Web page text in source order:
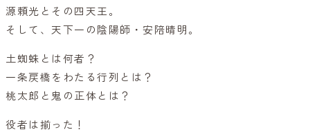
源頼光とその四天王。
そして、天下一の陰陽師・安陪晴明。
土蜘蛛とは何者？
一条戻橋をわたる行列とは？
桃太郎と鬼の正体とは？
役者は揃った！